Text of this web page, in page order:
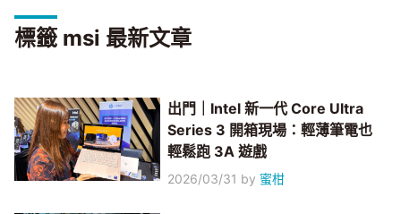
標籤 msi 最新文章
出門｜Intel 新一代 Core Ultra
Series 3 開箱現場：輕薄筆電也
輕鬆跑 3A 遊戲
2026/03/31 by 蜜柑